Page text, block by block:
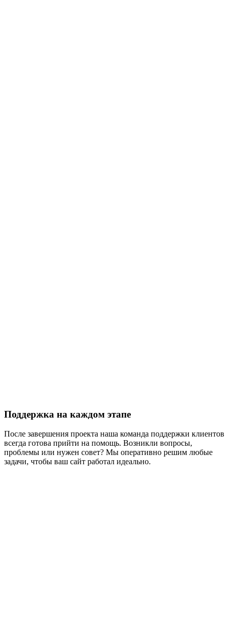
Поддержка на каждом этапе
После завершения проекта наша команда поддержки клиентов
всегда готова прийти на помощь. Возникли вопросы,
проблемы или нужен совет? Мы оперативно решим любые
задачи, чтобы ваш сайт работал идеально.